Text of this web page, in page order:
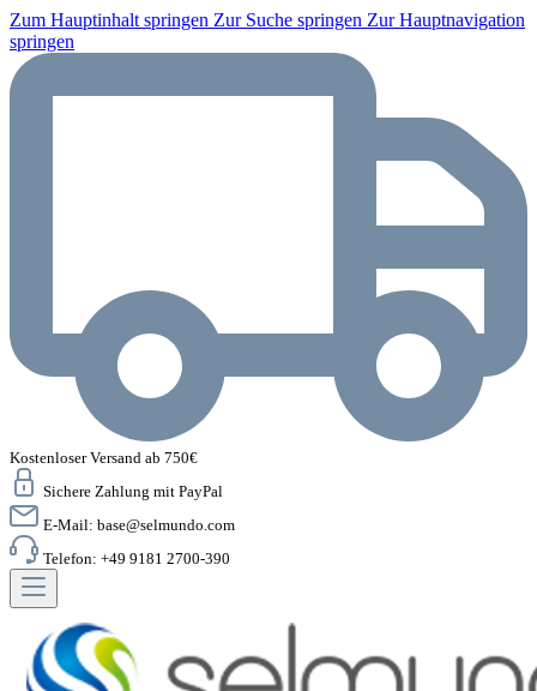
Zum Hauptinhalt springen Zur Suche springen Zur Hauptnavigation
springen
Kostenloser Versand ab 750€
Sichere Zahlung mit PayPal
E-Mail: base@selmundo.com
Telefon: +49 9181 2700-390